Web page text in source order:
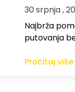
30 srpnja ,
Najbrža
putovanja
Pročitaj više